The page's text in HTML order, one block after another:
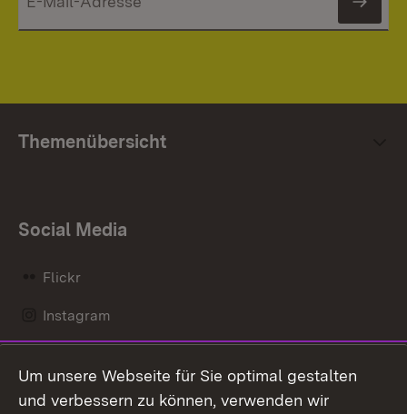
Themenübersicht
Social Media
Flickr
Instagram
Mastodon
Um unsere Webseite für Sie optimal gestalten
und verbessern zu können, verwenden wir